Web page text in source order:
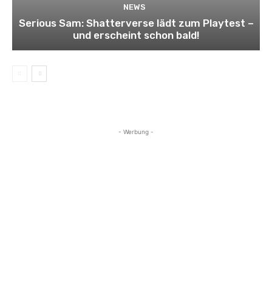
NEWS
Serious Sam: Shatterverse lädt zum Playtest –
und erscheint schon bald!
- Werbung -